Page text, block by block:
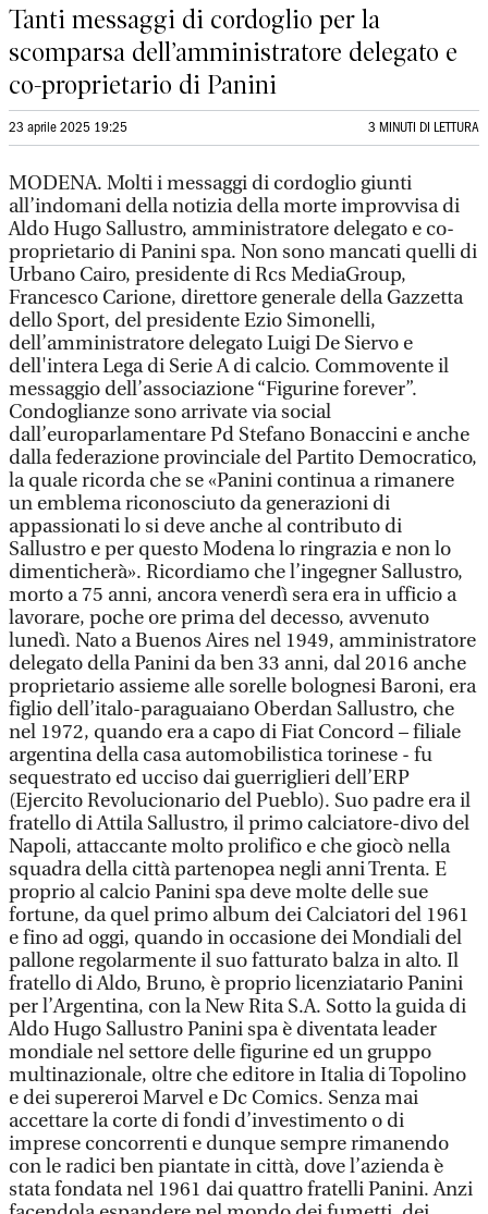
Tanti messaggi di cordoglio per la
scomparsa dell’amministratore delegato e
co-proprietario di Panini
23 aprile 2025 19:25 3 MINUTI DI LETTURA
MODENA. Molti i messaggi di cordoglio giunti
all’indomani della notizia della morte improvvisa di
Aldo Hugo Sallustro, amministratore delegato e co-
proprietario di Panini spa. Non sono mancati quelli di
Urbano Cairo, presidente di Rcs MediaGroup,
Francesco Carione, direttore generale della Gazzetta
dello Sport, del presidente Ezio Simonelli,
dell’amministratore delegato Luigi De Siervo e
dell'intera Lega di Serie A di calcio. Commovente il
messaggio dell’associazione “Figurine forever”.
Condoglianze sono arrivate via social
dall’europarlamentare Pd Stefano Bonaccini e anche
dalla federazione provinciale del Partito Democratico,
la quale ricorda che se «Panini continua a rimanere
un emblema riconosciuto da generazioni di
appassionati lo si deve anche al contributo di
Sallustro e per questo Modena lo ringrazia e non lo
dimenticherà». Ricordiamo che l’ingegner Sallustro,
morto a 75 anni, ancora venerdì sera era in ufficio a
lavorare, poche ore prima del decesso, avvenuto
lunedì. Nato a Buenos Aires nel 1949, amministratore
delegato della Panini da ben 33 anni, dal 2016 anche
proprietario assieme alle sorelle bolognesi Baroni, era
figlio dell’italo-paraguaiano Oberdan Sallustro, che
nel 1972, quando era a capo di Fiat Concord – filiale
argentina della casa automobilistica torinese - fu
sequestrato ed ucciso dai guerriglieri dell’ERP
(Ejercito Revolucionario del Pueblo). Suo padre era il
fratello di Attila Sallustro, il primo calciatore-divo del
Napoli, attaccante molto prolifico e che giocò nella
squadra della città partenopea negli anni Trenta. E
proprio al calcio Panini spa deve molte delle sue
fortune, da quel primo album dei Calciatori del 1961
e fino ad oggi, quando in occasione dei Mondiali del
pallone regolarmente il suo fatturato balza in alto. Il
fratello di Aldo, Bruno, è proprio licenziatario Panini
per l’Argentina, con la New Rita S.A. Sotto la guida di
Aldo Hugo Sallustro Panini spa è diventata leader
mondiale nel settore delle figurine ed un gruppo
multinazionale, oltre che editore in Italia di Topolino
e dei supereroi Marvel e Dc Comics. Senza mai
accettare la corte di fondi d’investimento o di
imprese concorrenti e dunque sempre rimanendo
con le radici ben piantate in città, dove l’azienda è
stata fondata nel 1961 dai quattro fratelli Panini. Anzi